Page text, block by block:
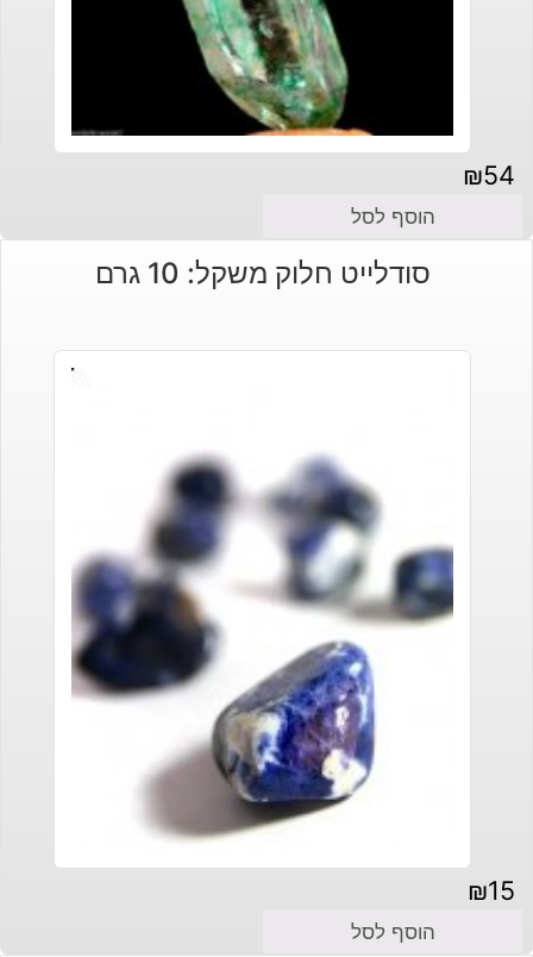
₪54
הוסף לסל
סודלייט חלוק משקל: 10 גרם
₪15
הוסף לסל